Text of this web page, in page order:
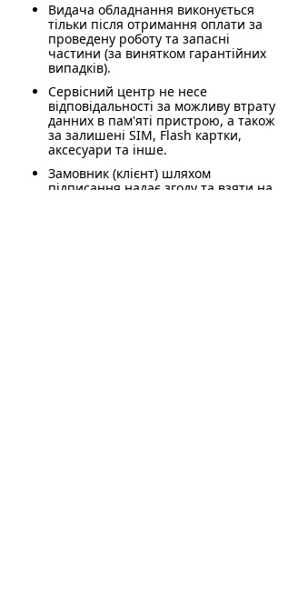
Видача обладнання виконується
тільки після отримання оплати за
проведену роботу та запасні
частини (за винятком гарантійних
випадків).
Сервісний центр не несе
відповідальності за можливу втрату
данних в пам'яті пристрою, а також
за залишені SIM, Flash картки,
аксесуари та інше.
Замовник (клієнт) шляхом
підписання надає згоду та взяти на